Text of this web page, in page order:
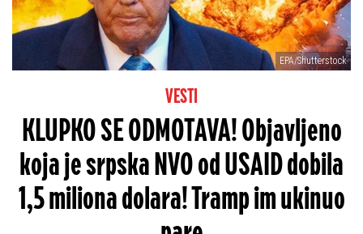
EPA/Shutterstock
VESTI
KLUPKO SE ODMOTAVA! Objavljeno
koja je srpska NVO od USAID dobila
1,5 miliona dolara! Tramp im ukinuo